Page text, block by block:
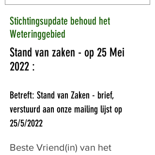
Stichtingsupdate behoud het
Weteringgebied
Stand van zaken - op 25 Mei
2022 :
Betreft: Stand van Zaken - brief,
verstuurd aan onze mailing lijst op
25/5/2022
Beste Vriend(in) van het